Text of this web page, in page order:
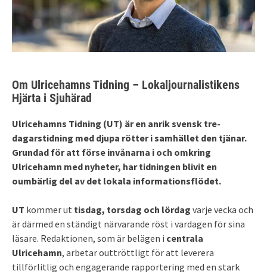
Om Ulricehamns Tidning – Lokaljournalistikens
Hjärta i Sjuhärad
Ulricehamns Tidning (UT) är en anrik svensk tre-
dagarstidning med djupa rötter i samhället den tjänar.
Grundad för att förse invånarna i och omkring
Ulricehamn med nyheter, har tidningen blivit en
oumbärlig del av det lokala informationsflödet.
UT kommer ut tisdag, torsdag och lördag varje vecka och
är därmed en ständigt närvarande röst i vardagen för sina
läsare. Redaktionen, som är belägen i centrala
Ulricehamn, arbetar outtröttligt för att leverera
tillförlitlig och engagerande rapportering med en stark